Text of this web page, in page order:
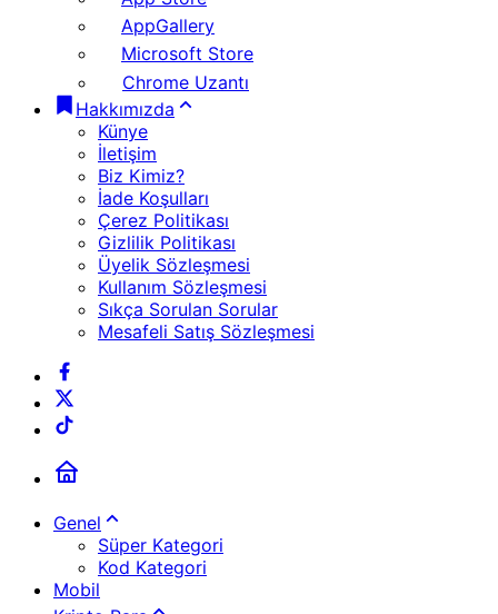
AppGallery
Microsoft Store
Chrome Uzantı
Hakkımızda
Künye
İletişim
Biz Kimiz?
İade Koşulları
Çerez Politikası
Gizlilik Politikası
Üyelik Sözleşmesi
Kullanım Sözleşmesi
Sıkça Sorulan Sorular
Mesafeli Satış Sözleşmesi
Genel
Süper Kategori
Kod Kategori
Mobil